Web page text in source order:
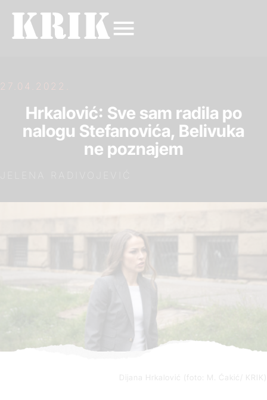
27.04.2022.
Hrkalović: Sve sam radila po
nalogu Stefanovića, Belivuka
ne poznajem
Dijana Hrkalović (foto: M. Ćakić/ KRIK)